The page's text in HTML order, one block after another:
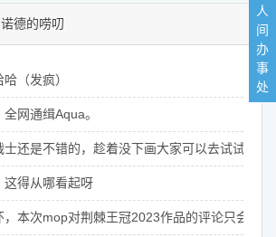
德的唠叨
（发疯）
网通缉Aqua。
还是不错的，趁着没下画大家可以去试试
这得从哪看起呀
，本次mop对荆棘王冠2023作品的评论只会公
人
间
办
事
处